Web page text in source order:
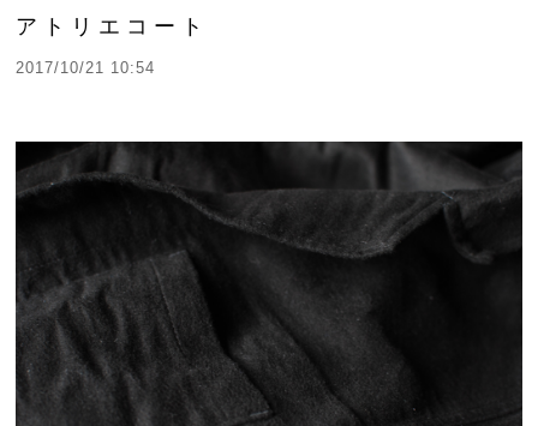
アトリエコート
2017/10/21 10:54